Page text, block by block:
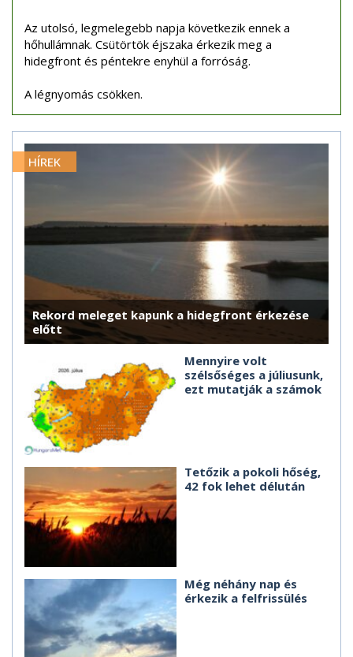
Az utolsó, legmelegebb napja következik ennek a
hőhullámnak. Csütörtök éjszaka érkezik meg a
hidegfront és péntekre enyhül a forróság.
A légnyomás csökken.
HÍREK
Rekord meleget kapunk a hidegfront érkezése
előtt
Mennyire volt
szélsőséges a júliusunk,
ezt mutatják a számok
Tetőzik a pokoli hőség,
42 fok lehet délután
Még néhány nap és
érkezik a felfrissülés